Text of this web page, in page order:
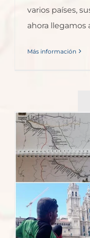
varios países,
ahora llegamos
Más información